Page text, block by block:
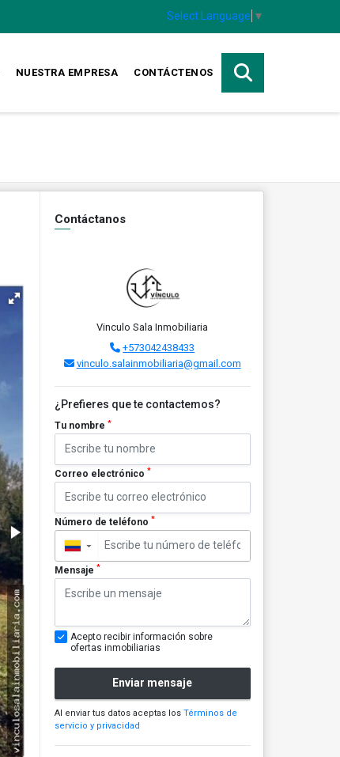
Select Language ▼
NUESTRA EMPRESA CONTÁCTENOS
Contáctanos
Vinculo Sala Inmobiliaria
+573042438433
vinculo.salainmobiliaria@gmail.com
¿Prefieres que te contactemos?
Tu nombre *
Correo electrónico *
Número de teléfono *
▼
Mensaje *
Acepto recibir información sobre
ofertas inmobiliarias
Enviar mensaje
Al enviar tus datos aceptas los Términos de
servicio y privacidad